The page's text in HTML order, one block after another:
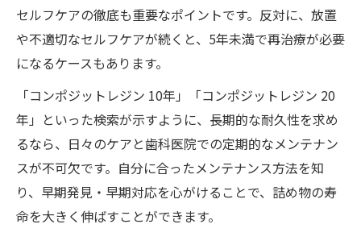
セルフケアの徹底も重要なポイントです。反対に、放置
や不適切なセルフケアが続くと、5年未満で再治療が必要
になるケースもあります。
「コンポジットレジン 10年」「コンポジットレジン 20
年」といった検索が示すように、長期的な耐久性を求め
るなら、日々のケアと歯科医院での定期的なメンテナン
スが不可欠です。自分に合ったメンテナンス方法を知
り、早期発見・早期対応を心がけることで、詰め物の寿
命を大きく伸ばすことができます。